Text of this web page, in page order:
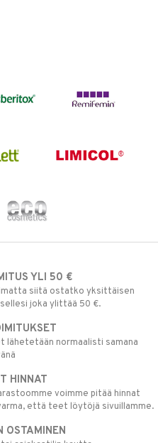
YLI 50 €
siitä ostatko yksittäisen
joka ylittää 50 €.
lähetetään normaalisti samana
HINNAT
voimme pitää hinnat
että teet löytöjä sivuillamme.
OSTAMINEN